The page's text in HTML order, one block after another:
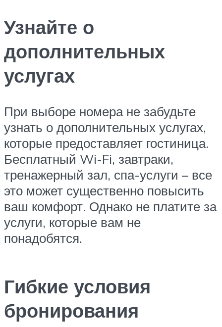
Узнайте о
дополнительных
услугах
При выборе номера не забудьте
узнать о дополнительных услугах,
которые предоставляет гостиница.
Бесплатный Wi-Fi, завтраки,
тренажерный зал, спа-услуги – все
это может существенно повысить
ваш комфорт. Однако не платите за
услуги, которые вам не
понадобятся.
Гибкие условия
бронирования